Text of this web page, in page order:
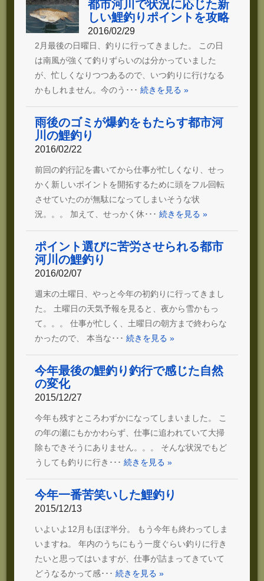
都市河川で状況に応じた新
しい鯉釣りポイントを攻略
2016/02/29
2月最後の日曜日、釣りに行ってきました。 この日
は南風が強くて釣りずらいのは分かっていました
が、忙しくなりつつあるので、いつ釣りに行けなる
かもしれません。今のう･･･ 続きを見る »
雨後のゴミが爆釣をもたらす都市河
川の鯉釣り
2016/02/22
前回の釣行記を書いてから仕事が忙しくなり、せっ
かく新しいポイントを開拓するために頭をフル回転
させていたのが無駄になってしまいそうな状
況。。。 加えて、せっかく休･･･ 続きを見る »
ポイント選びに苦労させられる都市
河川の鯉釣り
2016/02/07
週末の土曜日、やっと今年の初釣りに行ってきまし
た。 土曜日の天気予報を見ると、夜から雪かもっ
て。。。 仕事が忙しく、土曜日の朝方まで終わらな
かったので、 本当な･･･ 続きを見る »
今年最後の鯉釣り釣行で感じた自然
の変化
2015/12/27
今年も残すところわずかになってしまいました。 こ
の年の瀬にもかかわらず、仕事に追われていて大掃
除もできそうにありません。。。 そんな状況でもど
うしても釣りに行き･･･ 続きを見る »
今年一番苦笑いした鯉釣り
2015/12/13
いよいよ12月もほぼ半分。 もう今年も終わってしま
いますね。 年内のうちにもう一度ぐらい釣りに行き
たいと思ってはいますが、仕事が詰まってきていて
どうなるかって感･･･ 続きを見る »